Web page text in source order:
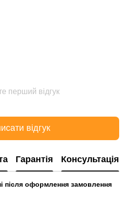
перший відгук
відгук
Гарантія Консультація
після оформлення замовлення